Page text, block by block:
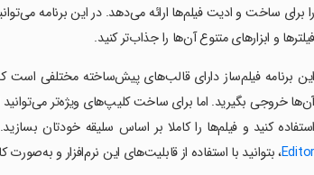
را برای ساخت و ادیت فیلم‌ها ارائه می‌دهد. در این برنامه
فیلترها و ابزارهای متنوع آن‌ها را جذاب‌تر کنید.
این برنامه فیلم‌ساز دارای قالب‌های پیش‌ساخته مختلفی است
آن‌ها خروجی بگیرید. اما برای ساخت کلیپ‌های ویژه‌تر می‌توانید
استفاده کنید و فیلم‌ها را کاملا بر اساس سلیقه خودتان
Editor، بتوانید با استفاده از قابلیت‌های این نرم‌افزار و